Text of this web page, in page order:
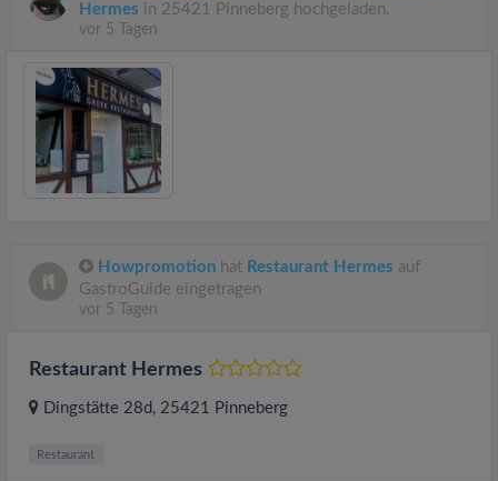
Hermes in 25421 Pinneberg hochgeladen.
vor 5 Tagen
Howpromotion hat Restaurant Hermes auf
GastroGuide eingetragen
vor 5 Tagen
Restaurant Hermes
Dingstätte 28d , 25421 Pinneberg
Restaurant